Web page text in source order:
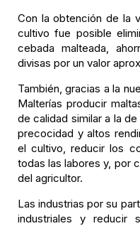
Con la obtención de la
cultivo fue posible
cebada malteada,
divisas por un valor
También, gracias a la
Malterías producir
de calidad similar a la
precocidad y altos
el cultivo, reducir los
todas las labores y, por
del agricultor.
Las industrias por su
industriales y reducir